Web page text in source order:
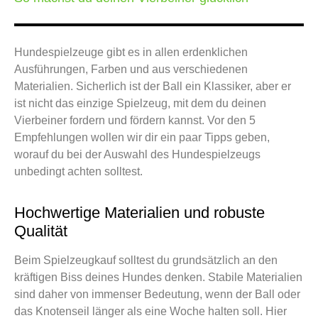
Hundespielzeuge gibt es in allen erdenklichen
Ausführungen, Farben und aus verschiedenen
Materialien. Sicherlich ist der Ball ein Klassiker, aber er
ist nicht das einzige Spielzeug, mit dem du deinen
Vierbeiner fordern und fördern kannst. Vor den 5
Empfehlungen wollen wir dir ein paar Tipps geben,
worauf du bei der Auswahl des Hundespielzeugs
unbedingt achten solltest.
Hochwertige Materialien und robuste
Qualität
Beim Spielzeugkauf solltest du grundsätzlich an den
kräftigen Biss deines Hundes denken. Stabile Materialien
sind daher von immenser Bedeutung, wenn der Ball oder
das Knotenseil länger als eine Woche halten soll. Hier